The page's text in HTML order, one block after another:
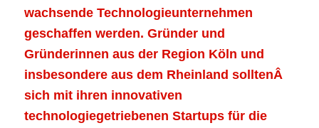
wachsende Technologieunternehmen
geschaffen werden. Gründer und
Gründerinnen aus der Region Köln und
insbesondere aus dem Rheinland solltenÂ
sich mit ihren innovativen
technologiegetriebenen Startups für die